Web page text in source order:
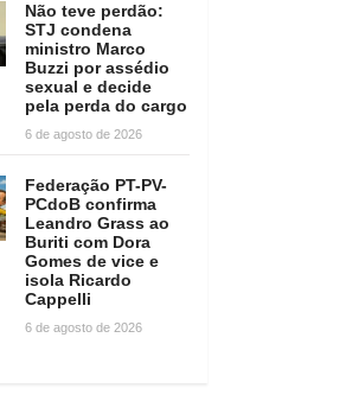
Não teve perdão:
STJ condena
ministro Marco
Buzzi por assédio
sexual e decide
pela perda do cargo
6 de agosto de 2026
Federação PT-PV-
PCdoB confirma
Leandro Grass ao
Buriti com Dora
Gomes de vice e
isola Ricardo
Cappelli
6 de agosto de 2026